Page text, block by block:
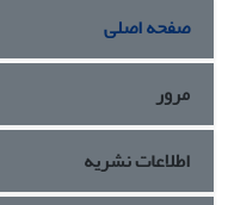
صفحه اصلی
مرور
اطلاعات نشریه